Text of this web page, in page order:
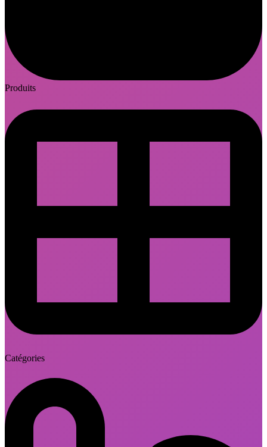
Produits
Catégories